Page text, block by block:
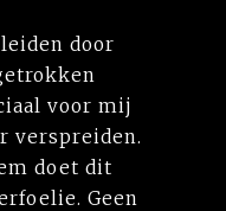
door
voor mij
verspreiden.
doet dit
Geen